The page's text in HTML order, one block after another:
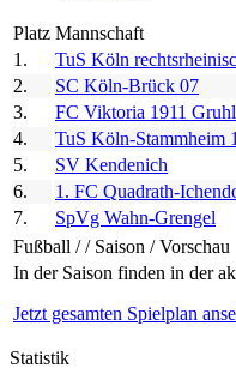
Platz Mann­schaft
1.
TuS Köln
2.
SC Köln-Brück 07
3.
FC Viktoria 1911
4.
TuS Köln-Stammheim
5.
SV Kendenich
6.
1. FC Quadrath-
7.
SpVg Wahn-Grengel
Fußball / / Saison / Vorschau
In der Saison finden in der
Jetzt gesamten Spielplan
Statistik